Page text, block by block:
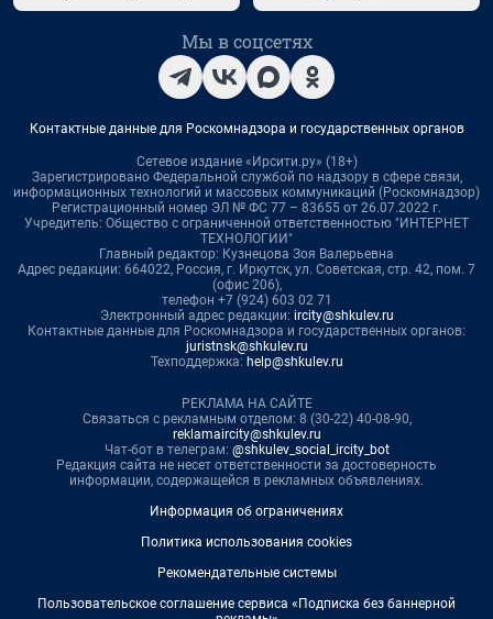
Мы в соцсетях
Контактные данные для Роскомнадзора и государственных органов
Сетевое издание «Ирсити.ру» (18+)
Зарегистрировано Федеральной службой по надзору в сфере связи,
информационных технологий и массовых коммуникаций (Роскомнадзор)
Регистрационный номер ЭЛ № ФС 77 – 83655 от 26.07.2022 г.
Учредитель: Общество с ограниченной ответственностью "ИНТЕРНЕТ
ТЕХНОЛОГИИ"
Главный редактор: Кузнецова Зоя Валерьевна
Адрес редакции: 664022, Россия, г. Иркутск, ул. Советская, стр. 42, пом. 7
(офис 206),
телефон +7 (924) 603 02 71
Электронный адрес редакции: ircity@shkulev.ru
Контактные данные для Роскомнадзора и государственных органов:
juristnsk@shkulev.ru
Техподдержка: help@shkulev.ru
РЕКЛАМА НА САЙТЕ
Связаться с рекламным отделом: 8 (30-22) 40-08-90,
reklamaircity@shkulev.ru
Чат-бот в телеграм: @shkulev_social_ircity_bot
Редакция сайта не несет ответственности за достоверность
информации, содержащейся в рекламных объявлениях.
Информация об ограничениях
Политика использования cookies
Рекомендательные системы
Пользовательское соглашение сервиса «Подписка без баннерной